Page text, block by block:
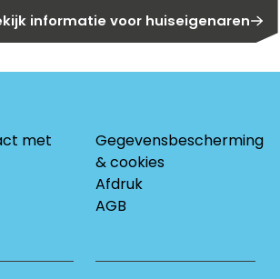
informatie voor huiseigenaren
met
Gegevensbescherming
& cookies
Afdruk
AGB